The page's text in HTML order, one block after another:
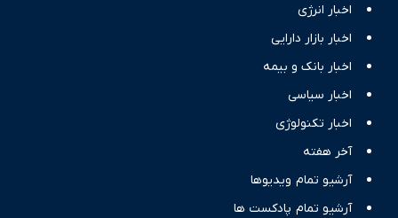
اخبار انرژی
اخبار بازار دارایی
اخبار بانک و بیمه
اخبار سیاسی
اخبار تکنولوژی
آخر هفته
آرشیو تمام ویدیوها
آرشیو تمام پادکست ها